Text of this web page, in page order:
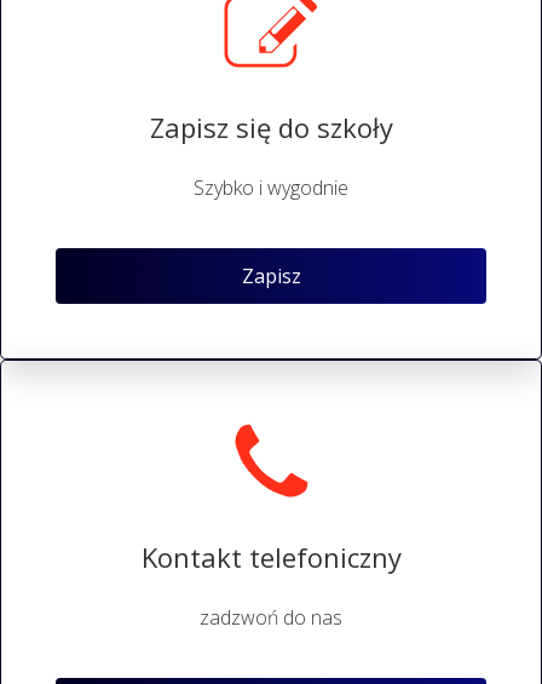
Zapisz się do szkoły
Szybko i wygodnie
Zapisz
Kontakt telefoniczny
zadzwoń do nas